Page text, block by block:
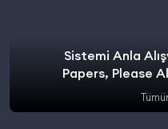
Sistemi Anla
Papers, Please